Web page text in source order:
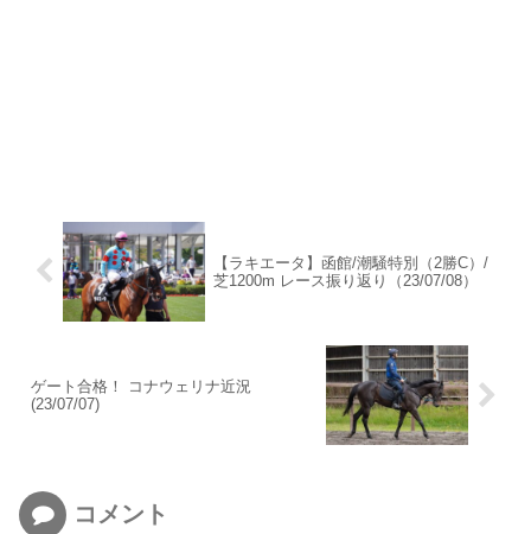
【ラキエータ】函館/潮騒特別（2勝C）/
芝1200m レース振り返り（23/07/08）
ゲート合格！ コナウェリナ近況
(23/07/07)
コメント